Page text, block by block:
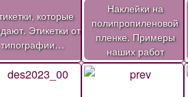
которые
Этикетки от
типографии…
Наклейки на
полипропиленовой
пленке. Примеры
наших работ